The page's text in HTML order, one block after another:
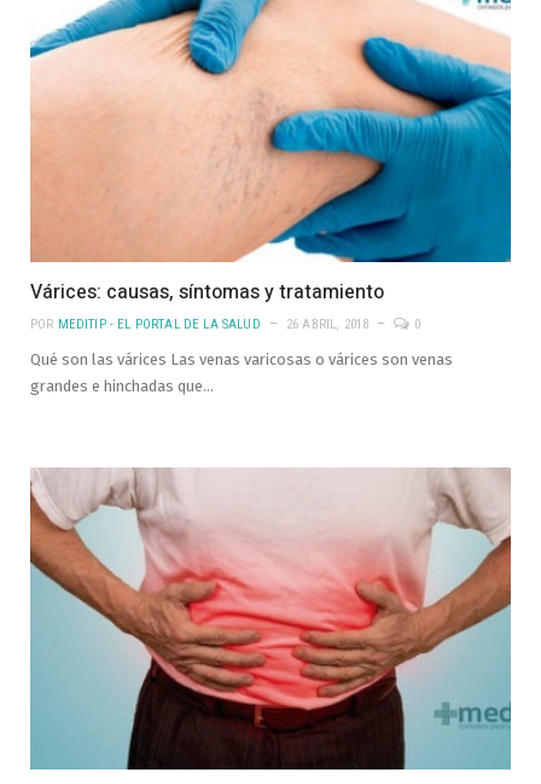
Várices: causas, síntomas y tratamiento
POR MEDITIP - EL PORTAL DE LA SALUD 26 ABRIL, 2018 0
Qué son las várices Las venas varicosas o várices son venas
grandes e hinchadas que…